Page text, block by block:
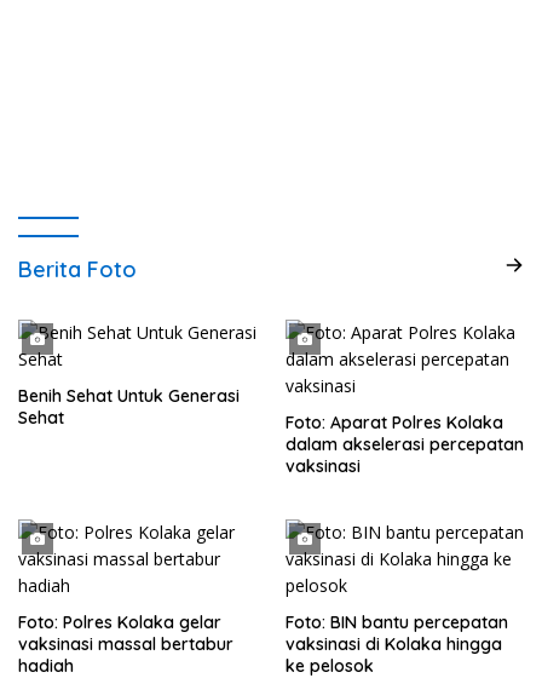
Berita Foto
Benih Sehat Untuk Generasi
Sehat
Foto: Aparat Polres Kolaka
dalam akselerasi percepatan
vaksinasi
Foto: Polres Kolaka gelar
vaksinasi massal bertabur
hadiah
Foto: BIN bantu percepatan
vaksinasi di Kolaka hingga
ke pelosok